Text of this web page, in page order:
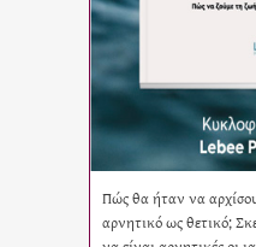
Πώς θα ήταν να
αρνητικό ως θετικό;